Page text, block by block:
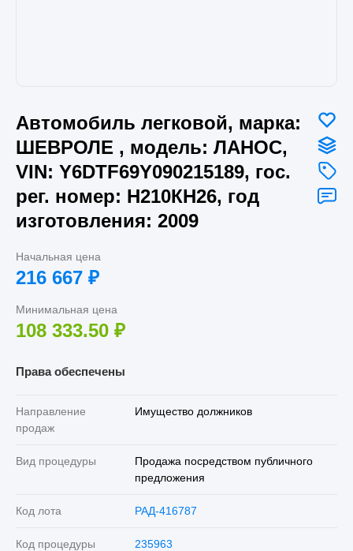
Автомобиль легковой, марка:
ШЕВРОЛЕ , модель: ЛАНОС,
VIN: Y6DTF69Y090215189, гос.
рег. номер: Н210КН26, год
изготовления: 2009
Начальная цена
216 667 ₽
Минимальная цена
108 333.50 ₽
Права обеспечены
Направление
продаж
Имущество должников
Вид процедуры
Продажа посредством публичного
предложения
Код лота РАД-416787
Код процедуры 235963